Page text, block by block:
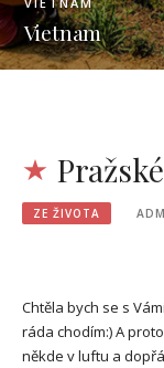
Vietnam
ZE ŽIVOTA
Chtěla bych se s
ráda chodím:) A
někde v luftu a